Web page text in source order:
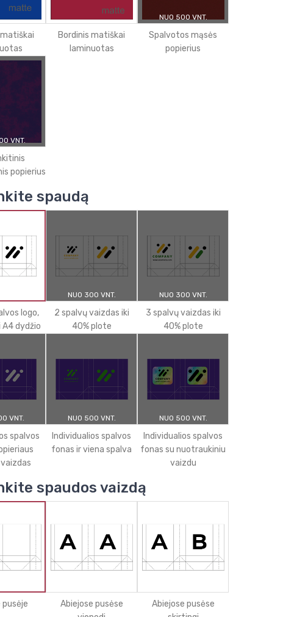
Bordinis matiškai
laminuotas
NUO 500 VNT.
Spalvotos mąsės
popierius
VNT.
popierius
spaudą
logo,
A4 dydžio
NUO 300 VNT.
2 spalvų vaizdas iki
40% plote
NUO 300 VNT.
3 spalvų vaizdas iki
40% plote
VNT.
spalvos
NUO 500 VNT.
Individualios spalvos
fonas ir viena spalva
NUO 500 VNT.
Individualios spalvos
fonas su nuotraukiniu
vaizdu
spaudos vaizdą
pusėje
Abiejose pusėse
Abiejose pusėse